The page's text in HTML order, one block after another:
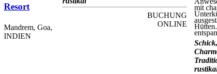
Resort
Mandrem, Goa,
INDIEN
der Umgebung sowie großartige Live-
Musik und Unterhaltung in der Lazy
Dog Bar und im Restaurant. Die Gäste
können in den Wogen der Wellen
BUCHUNG
ONLINE
mit